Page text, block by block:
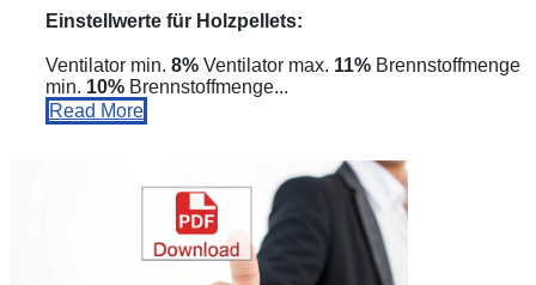
Einstellwerte für Holzpellets:
Ventilator min. 8% Ventilator max. 11% Brennstoffmenge
min. 10% Brennstoffmenge...
Read More